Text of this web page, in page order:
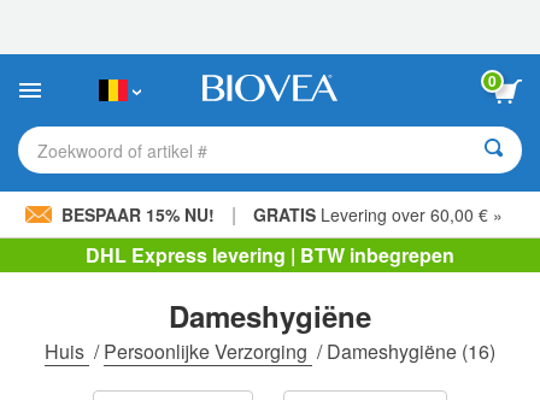
Deze
bevat
toegankelijkheidssysteem.
0
Zoekwoord of artikel #
BESPAAR 15% NU! | GRATIS Levering over 60,00 € »
DHL Express levering | BTW inbegrepen
Dameshygiëne
Huis /Persoonlijke Verzorging /Dameshygiëne (16)